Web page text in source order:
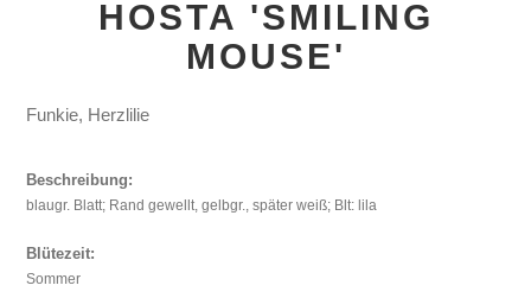
HOSTA 'SMILING
MOUSE'
Funkie, Herzlilie
Beschreibung:
blaugr. Blatt; Rand gewellt, gelbgr., später weiß; Blt: lila
Blütezeit:
Sommer